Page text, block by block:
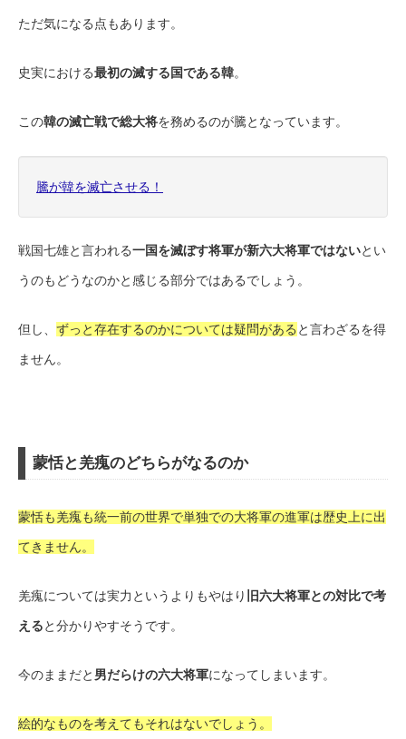
ただ気になる点もあります。
史実における最初の滅する国である韓。
この韓の滅亡戦で総大将を務めるのが騰となっています。
騰が韓を滅亡させる！
戦国七雄と言われる一国を滅ぼす将軍が新六大将軍ではないとい
うのもどうなのかと感じる部分ではあるでしょう。
但し、 ずっと存在するのかについては疑問がある と言わざるを得
ません。
蒙恬と羌瘣のどちらがなるのか
蒙恬も羌瘣も統一前の世界で単独での大将軍の進軍は歴史上に出
てきません。
羌瘣については実力というよりもやはり 旧六大将軍との対比で考
えると分かりやすそうです。
今のままだと 男だらけの六大将軍になってしまいます。
絵的なものを考えてもそれはないでしょう。